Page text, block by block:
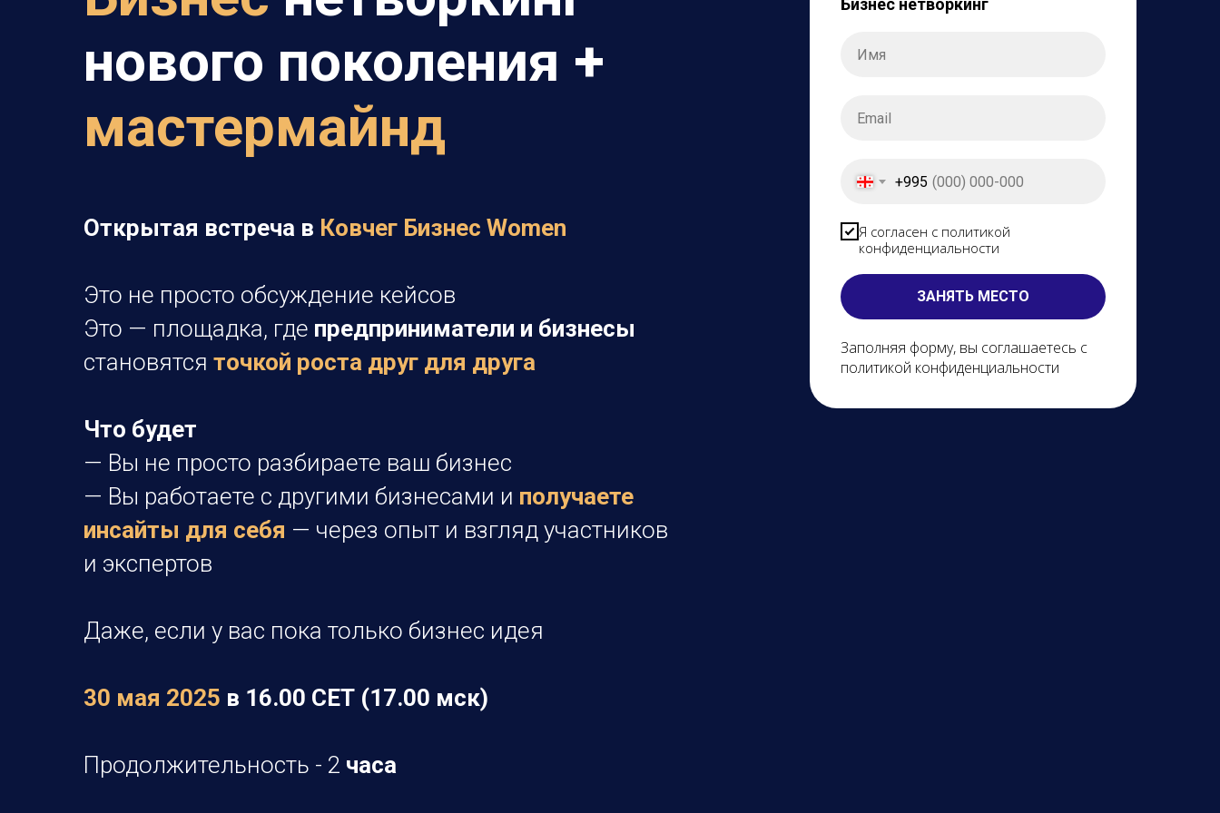
нового поколения +
мастермайнд
Открытая встреча в Ковчег Бизнес Women
Это не просто обсуждение кейсов
Это — площадка, где предприниматели и бизнесы
становятся точкой роста друг для друга
Что будет
— Вы не просто разбираете ваш бизнес
— Вы работаете с другими бизнесами и получаете
инсайты для себя — через опыт и взгляд участников
и экспертов
Даже, если у вас пока только бизнес идея
30 мая 2025 в 16.00 СЕТ (17.00 мск)
Продолжительность - 2 часа
Бизнес нетворкинг
+995
Я согласен с политикой
конфиденциальности
ЗАНЯТЬ МЕСТО
Заполняя форму, вы соглашаетесь с
политикой конфиденциальности